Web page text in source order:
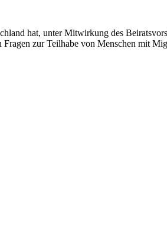
hat, unter Mitwirkung des
zur Teilhabe von Menschen mit